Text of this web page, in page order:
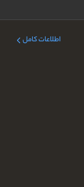
اطلاعات کامل